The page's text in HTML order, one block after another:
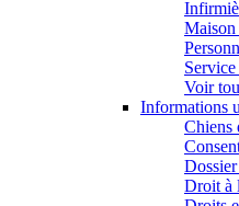
Maison
Voir
Informations
Chiens
Droit à